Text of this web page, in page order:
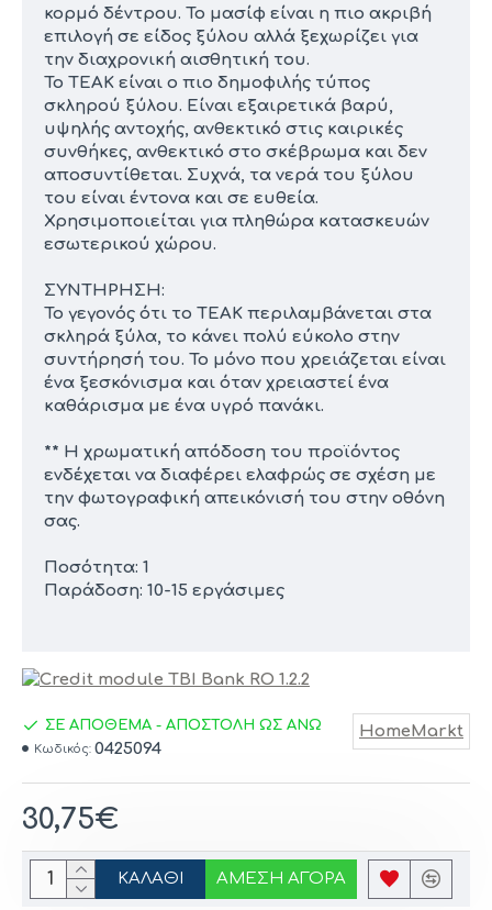
κορμό δέντρου. Το μασίφ είναι η πιο ακριβή
επιλογή σε είδος ξύλου αλλά ξεχωρίζει για
την διαχρονική αισθητική του.
Το ΤΕΑΚ είναι ο πιο δημοφιλής τύπος
σκληρού ξύλου. Είναι εξαιρετικά βαρύ,
υψηλής αντοχής, ανθεκτικό στις καιρικές
συνθήκες, ανθεκτικό στο σκέβρωμα και δεν
αποσυντίθεται. Συχνά, τα νερά του ξύλου
του είναι έντονα και σε ευθεία.
Χρησιμοποιείται για πληθώρα κατασκευών
εσωτερικού χώρου.
ΣΥΝΤΗΡΗΣΗ:
Το γεγονός ότι το ΤΕΑΚ περιλαμβάνεται στα
σκληρά ξύλα, το κάνει πολύ εύκολο στην
συντήρησή του. Το μόνο που χρειάζεται είναι
ένα ξεσκόνισμα και όταν χρειαστεί ένα
καθάρισμα με ένα υγρό πανάκι.
** Η χρωματική απόδοση του προϊόντος
ενδέχεται να διαφέρει ελαφρώς σε σχέση με
την φωτογραφική απεικόνισή του στην οθόνη
σας.
Ποσότητα: 1
Παράδοση: 10-15 εργάσιμες
30,75€
ΣΕ ΑΠΟΘΕΜΑ - ΑΠΟΣΤΟΛΗ ΩΣ ΑΝΩ
Κωδικός: 0425094
HomeMarkt
ΚΑΛΆΘΙ ΆΜΕΣΗ ΑΓΟΡΆ